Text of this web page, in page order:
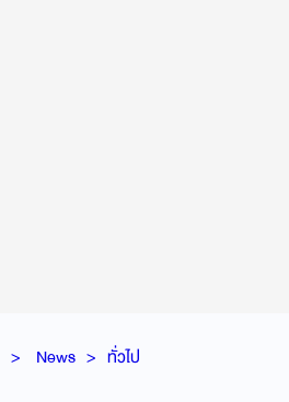
News ทั่วไป